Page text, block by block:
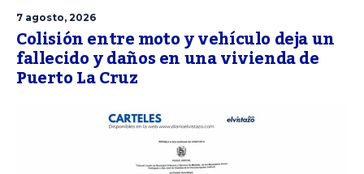
7 agosto, 2026
Colisión entre moto y vehículo deja un
fallecido y daños en una vivienda de
Puerto La Cruz